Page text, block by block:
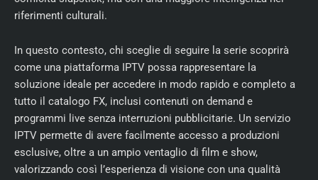
riferimenti culturali.
In questo contesto, chi sceglie di seguire la serie scoprirà
come una piattaforma IPTV possa rappresentare la
soluzione ideale per accedere in modo rapido e completo a
tutto il catalogo FX, inclusi contenuti on demand e
programmi live senza interruzioni pubblicitarie. Un servizio
IPTV permette di avere facilmente accesso a produzioni
esclusive, oltre a un ampio ventaglio di film e show,
valorizzando così l’esperienza di visione con una qualità